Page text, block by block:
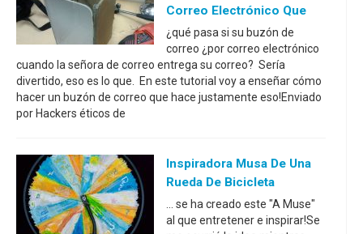
Correo Electrónico Que
¿qué pasa si su buzón de
correo ¿por correo electrónico
cuando la señora de correo entrega su correo? Sería
divertido, eso es lo que. En este tutorial voy a enseñar cómo
hacer un buzón de correo que hace justamente eso!Enviado
por Hackers éticos de
Inspiradora Musa De Una
Rueda De Bicicleta
... se ha creado este "A Muse"
al que entretener e inspirar!Se